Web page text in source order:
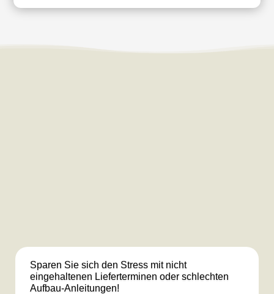
Sparen Sie sich den Stress mit nicht
eingehaltenen Lieferterminen oder schlechten
Aufbau-Anleitungen!